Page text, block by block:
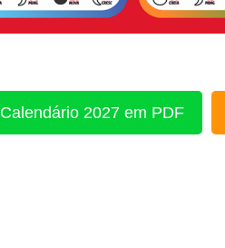
Calendário 2027 em PDF